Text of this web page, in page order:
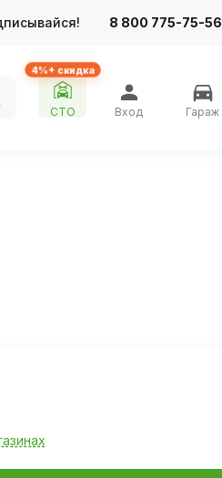
8 800 775-75-56
4%+ скидка
СТО Вход Гараж